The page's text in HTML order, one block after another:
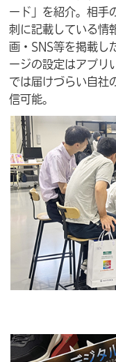
ード」を紹介。相手
刺に記載している情
画・SNS等を掲載し
ージの設定はアプリ
では届けづらい自社
信可能。